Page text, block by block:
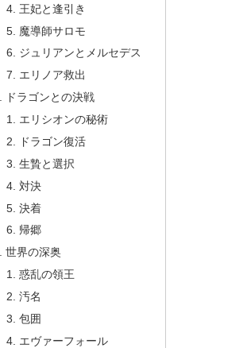
王妃と逢引き
魔導師サロモ
ジュリアンとメルセデス
エリノア救出
ドラゴンとの決戦
エリシオンの秘術
ドラゴン復活
生贄と選択
対決
決着
帰郷
世界の深奥
惑乱の領王
汚名
包囲
エヴァーフォール